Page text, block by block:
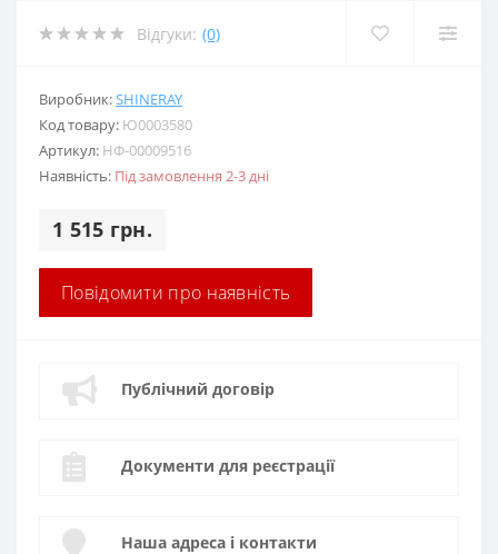
Відгуки: (0)
Виробник:SHINERAY
Код товару: Ю0003580
Артикул: НФ-00009516
Наявність: Під замовлення 2-3 дні
1 515 грн.
Повідомити про наявність
Публічний договір
Документи для реєстрації
Наша адреса і контакти